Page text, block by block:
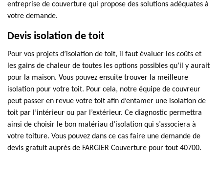
entreprise de couverture qui propose des solutions adéquates à
votre demande.
Devis isolation de toit
Pour vos projets d’isolation de toit, il faut évaluer les coûts et
les gains de chaleur de toutes les options possibles qu’il y aurait
pour la maison. Vous pouvez ensuite trouver la meilleure
isolation pour votre toit. Pour cela, notre équipe de couvreur
peut passer en revue votre toit afin d’entamer une isolation de
toit par l’intérieur ou par l’extérieur. Ce diagnostic permettra
ainsi de choisir le bon matériau d’isolation qui s’associera à
votre toiture. Vous pouvez dans ce cas faire une demande de
devis gratuit auprès de FARGIER Couverture pour tout 40700.